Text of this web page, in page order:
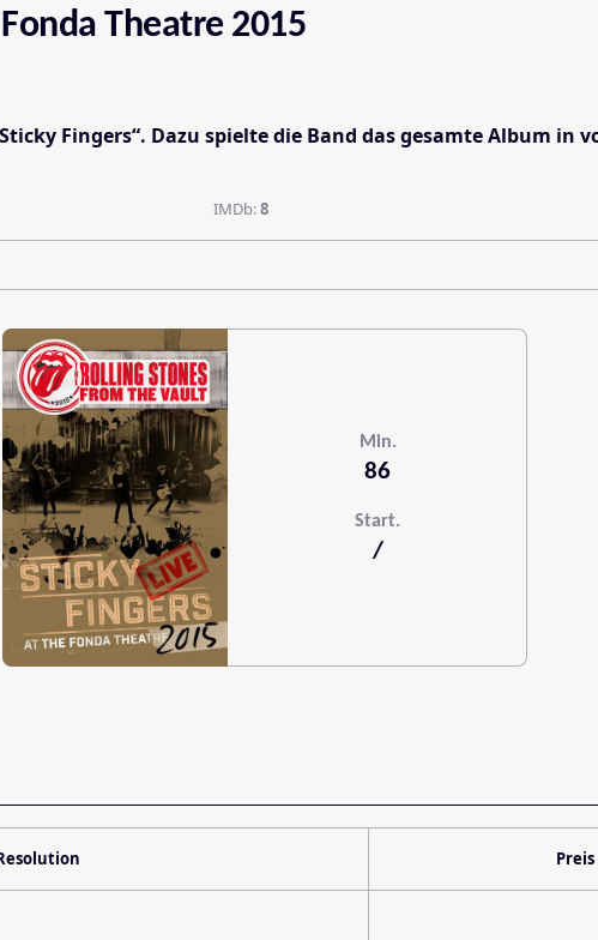
Theatre 2015
Fingers“. Dazu spielte die Band das gesamte Album
IMDb:8
Min.
86
Start.
/
Preis